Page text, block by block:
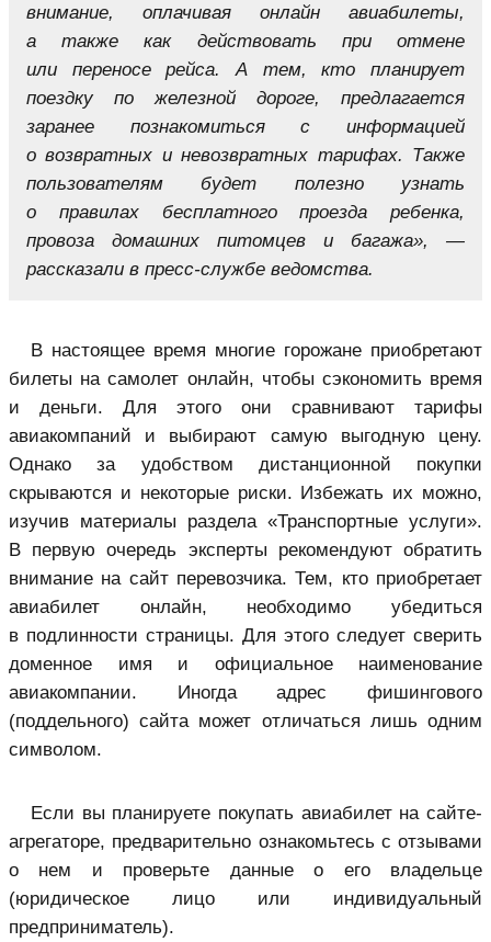
внимание, оплачивая онлайн авиабилеты,
а также как действовать при отмене
или переносе рейса. А тем, кто планирует
поездку по железной дороге, предлагается
заранее познакомиться с информацией
о возвратных и невозвратных тарифах. Также
пользователям будет полезно узнать
о правилах бесплатного проезда ребенка,
провоза домашних питомцев и багажа», —
рассказали в пресс-службе ведомства.
В настоящее время многие горожане приобретают
билеты на самолет онлайн, чтобы сэкономить время
и деньги. Для этого они сравнивают тарифы
авиакомпаний и выбирают самую выгодную цену.
Однако за удобством дистанционной покупки
скрываются и некоторые риски. Избежать их можно,
изучив материалы раздела «Транспортные услуги».
В первую очередь эксперты рекомендуют обратить
внимание на сайт перевозчика. Тем, кто приобретает
авиабилет онлайн, необходимо убедиться
в подлинности страницы. Для этого следует сверить
доменное имя и официальное наименование
авиакомпании. Иногда адрес фишингового
(поддельного) сайта может отличаться лишь одним
символом.
Если вы планируете покупать авиабилет на сайте-
агрегаторе, предварительно ознакомьтесь с отзывами
о нем и проверьте данные о его владельце
(юридическое лицо или индивидуальный
предприниматель).